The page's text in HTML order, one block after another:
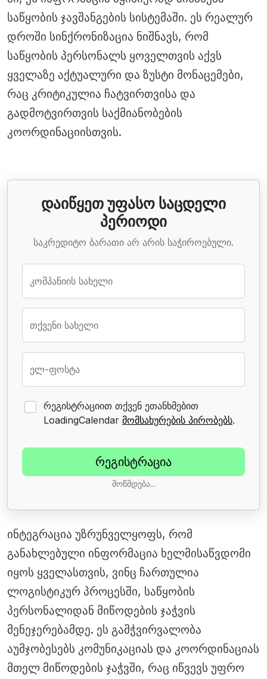
საწყობის ჯავშანგების სისტემაში. ეს რეალურ
დროში სინქრონიზაცია ნიშნავს, რომ
საწყობის პერსონალს ყოველთვის აქვს
ყველაზე აქტუალური და ზუსტი მონაცემები,
რაც კრიტიკულია ჩატვირთვისა და
გადმოტვირთვის საქმიანობების
კოორდინაციისთვის.
დაიწყეთ უფასო საცდელი
პერიოდი
საკრედიტო ბარათი არ არის საჭიროებული.
კომპანიის სახელი
თქვენი სახელი
ელ-ფოსტა
რეგისტრაციით თქვენ ეთანხმებით
LoadingCalendar მომსახურების პირობებს.
მოწმდება...
ინტეგრაცია უზრუნველყოფს, რომ
განახლებული ინფორმაცია ხელმისაწვდომი
იყოს ყველასთვის, ვინც ჩართულია
ლოგისტიკურ პროცესში, საწყობის
პერსონალიდან მიწოდების ჯაჭვის
მენეჯერებამდე. ეს გამჭვირვალობა
აუმჯობესებს კომუნიკაციას და კოორდინაციას
მთელ მიწოდების ჯაჭვში, რაც იწვევს უფრო